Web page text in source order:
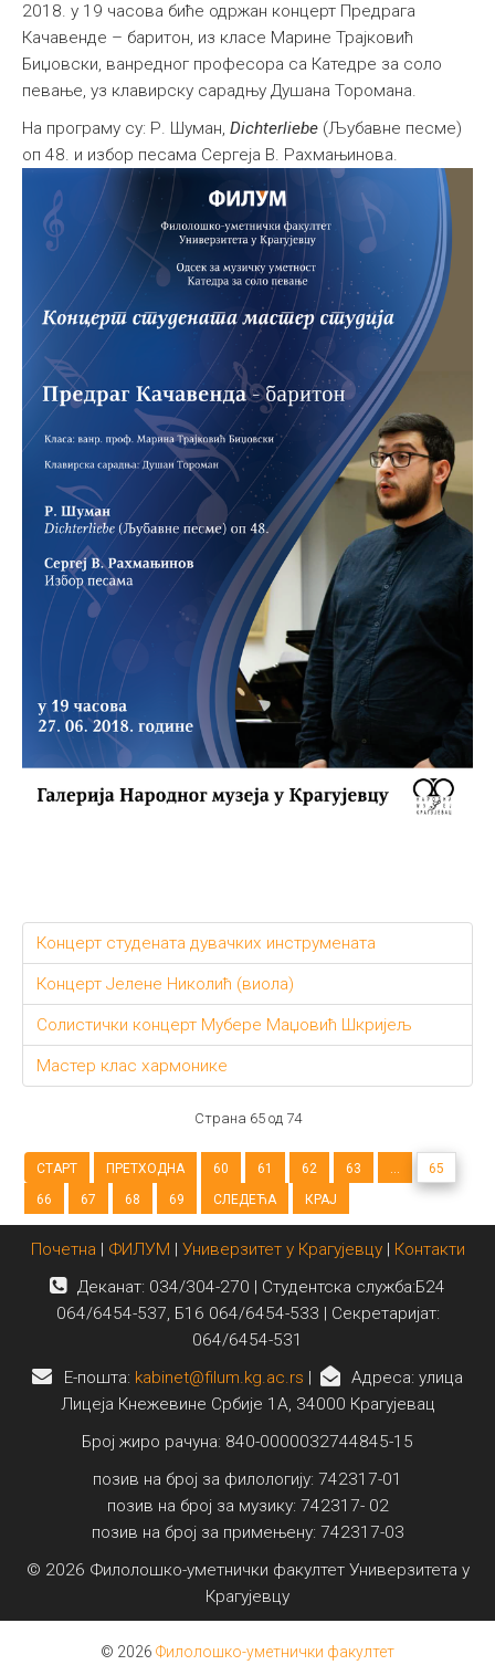
2018. у 19 часова биће одржан концерт Предрага
Качавенде – баритон, из класе Марине Трајковић
Биџовски, ванредног професора са Катедре за соло
певање, уз клавирску сарадњу Душана Торомана.
На програму су: Р. Шуман, Dichterliebe (Љубавне песме)
оп 48. и избор песама Сергеја В. Рахмањинова.
Концерт студената дувачких инструмената
Концерт Јелене Николић (виола)
Солистички концерт Мубере Маџовић Шкријељ
Мастер клас хармонике
Страна 65 од 74
СТАРТ ПРЕТХОДНА 60 61 62 63
65
66
67 68 69 СЛЕДЕЋА КРАЈ
Почетна | ФИЛУМ | Универзитет у Крагујевцу| Контакти
Деканат: 034/304-270 | Студентска служба:Б24
064/6454-537, Б16 064/6454-533 | Секретаријат:
064/6454-531
E-пошта: kabinet@filum.kg.ac.rs |
Адреса: улица
Лицеја Кнежевине Србије 1А, 34000 Крагујевац
Број жиро рачуна: 840-0000032744845-15
позив на број за филологију: 742317-01
позив на број за музику: 742317- 02
позив на број за примењену: 742317-03
© 2026 Филолошко-уметнички факултет Универзитета у
Крагујевцу
© 2026 Филолошко-уметнички факултет